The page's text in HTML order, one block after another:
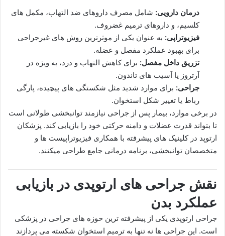
درمان دارویی: شامل مصرف داروهای ضد التهاب، مکمل های
کلسیم، و داروهای ترمیم غضروف.
فیزیوتراپی: به عنوان یکی از موثرترین روش های غیرجراحی
برای بهبود عملکرد مفصل و عضله.
تزریق داخل مفصل: برای کاهش التهاب و درد، به ویژه در
آرتروز یا آسیب های تاندون.
جراحی: برای موارد شدید مثل شکستگی های پیچیده، پارگی
رباط یا تغییر شکل استخوان.
در برخی موارد، بیمار پس از جراحی نیازمند توانبخشی طولانی است
تا بتواند قدرت عضلات و دامنه حرکتی خود را بازیابی کند. پزشکان
ارتوپد در کلینیک های پیشرفته با همکاری فیزیوتراپیست ها و
متخصصان توانبخشی، برنامه درمانی جامع طراحی میکنند.
نقش جراحی های ارتوپدی در بازیابی
عملکرد بدن
جراحی ارتوپدی یکی از پیشرفته ترین حوزه های جراحی در پزشکی
است. این جراحی ها نه تنها به ترمیم استخوان شکسته می پردازند